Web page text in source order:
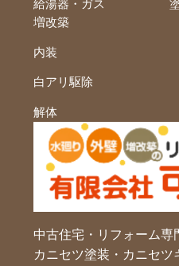
給湯器・ガス
増改築
内装
白アリ駆除
解体
中古住宅・リフォーム専
カニセツ塗装・カニセツ